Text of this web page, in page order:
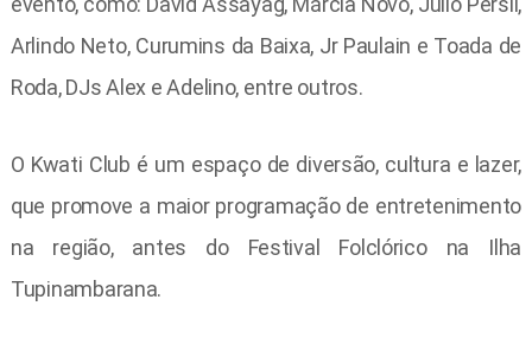
Arlindo Neto, Curumins da Baixa, Jr Paulain e Toada de
Roda, DJs Alex e Adelino, entre outros.
O Kwati Club é um espaço de diversão, cultura e lazer,
que promove a maior programação de entretenimento
na região, antes do Festival Folclórico na Ilha
Tupinambarana.